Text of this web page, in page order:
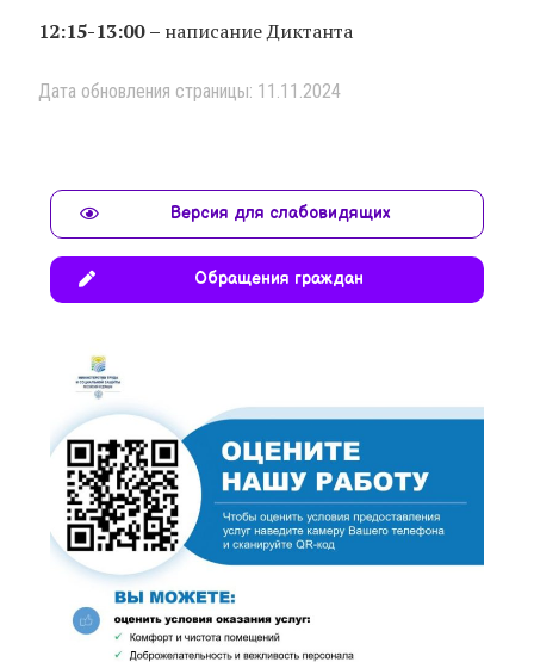
12:15-13:00 – написание Диктанта
Дата обновления страницы: 11.11.2024
Версия для слабовидящих
Обращения граждан